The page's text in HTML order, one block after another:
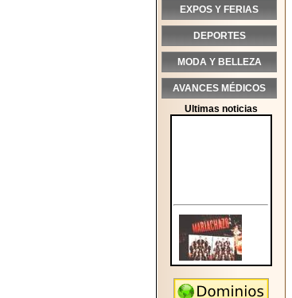
EXPOS Y FERIAS
DEPORTES
MODA Y BELLEZA
AVANCES MÉDICOS
Ultimas noticias